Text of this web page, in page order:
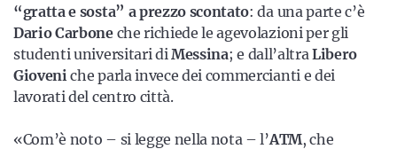
Iscriviti
“gratta e sosta” a prezzo scontato: da una parte c’è
Dario Carboneche richiede le agevolazioni per gli
studenti universitari diMessina; e dall’altraLibero
Gioveniche parla invece dei commercianti e dei
lavorati del centro città.
«Com’è noto – si legge nella nota – l’ATM, che